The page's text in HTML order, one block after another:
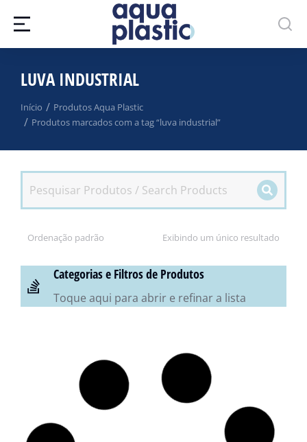
LUVA INDUSTRIAL
Você está aqui:
Início
Produtos Aqua Plastic
Produtos marcados com a tag “luva industrial”
Exibindo um único resultado
Categorias e Filtros de Produtos
Toque aqui para abrir e refinar a lista